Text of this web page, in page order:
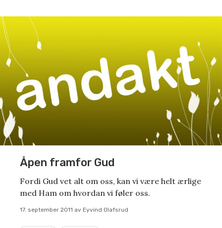
Åpen framfor Gud
Fordi Gud vet alt om oss, kan vi være helt ærlige
med Ham om hvordan vi føler oss.
17. september 2011 av Eyvind Olafsrud